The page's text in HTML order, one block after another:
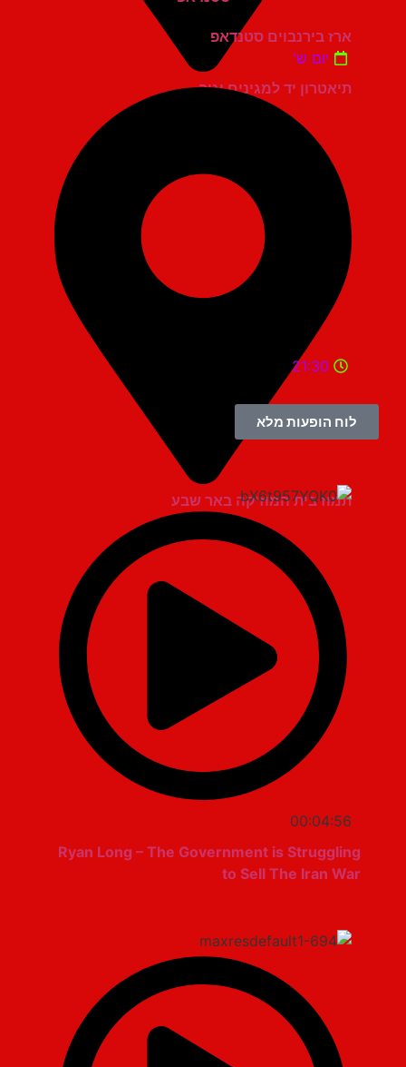
תיאטרון יד למגינים יגור
ארז בירנבוים סטנדאפ
יום ש'
תמוז בית המוזיקה באר שבע
21:30
לוח הופעות מלא
00:04:56
Ryan Long – The Government is Struggling
to Sell The Iran War